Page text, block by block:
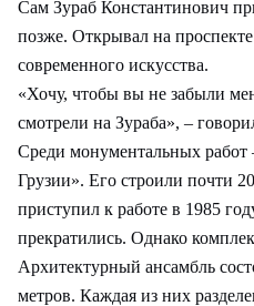
Сам Зураб Константинович
позже. Открывал на
современного искусства.
«Хочу, чтобы вы не забыли
смотрели на Зураба», –
Среди монументальных работ
Грузии». Его строили почти
приступил к работе в 1985
прекратились. Однако
Архитектурный ансамбль
метров. Каждая из них